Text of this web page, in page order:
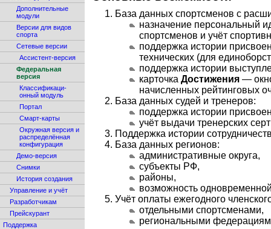
Дополнительные
модули
Версии для видов
спорта
Сетевые версии
Ассистент-версия
Федеральная
версия
Классификаци-
онный модуль
Портал
Смарт-карты
Окружная версия и
распределённая
конфигурация
Демо-версия
Снимки
История создания
Управление и учёт
Разработчикам
Прейскурант
Поддержка
База данных спортсменов с
назначение персональный
спортсменов и учёт
поддержка истории
технических (для
поддержка истории
карточка Достижения —
начисленных рейтинговых
База данных судей и тренеров:
поддержка истории
учёт выдачи тренерских
Поддержка истории
База данных регионов:
административные округа,
субъекты РФ,
районы,
возможность одновременной
Учёт оплаты ежегодного
отдельными спортсменами,
региональными